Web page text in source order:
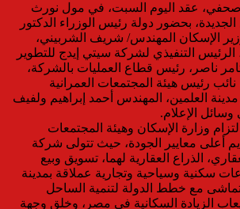
عقد اليوم السبت، في مول نورث
بحضور دولة رئيس الوزراء الدكتور
الإسكان المهندس/ شريف الشربيني،
التنفيذي لشركة سيتي إيدج للتطوير
ناصر، رئيس قطاع العمليات بالشركة،
رئيس هيئة المجتمعات العمرانية
العلمين، المهندس أحمد إبراهيم ولفيف
الإعلام.
وزارة الإسكان وهيئة المجتمعات
أعلى معايير الجودة، حيث تتولى شركة
الذراع العقارية لهما، تسويق وبيع
سكنية وسياحية وتجارية عملاقة بمدينة
يتماشى مع خطط الدولة لتنمية الساحل
الزيادة السكانية في مصر، وخلق وجهة